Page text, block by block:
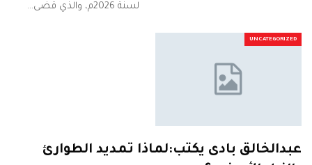
لسنة 2026م، والذي قضى…
UNCATEGORIZED
عبدالخالق بادى يكتب:لماذا تمديد الطوارئ